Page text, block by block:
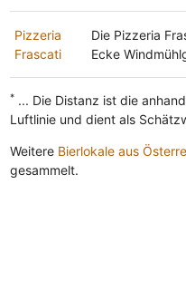
Pizzeria
Frascati
Die Pizzeria
Ecke
*... Die Distanz ist die
Luftlinie und dient als
Weitere Bierlokale aus
gesammelt.